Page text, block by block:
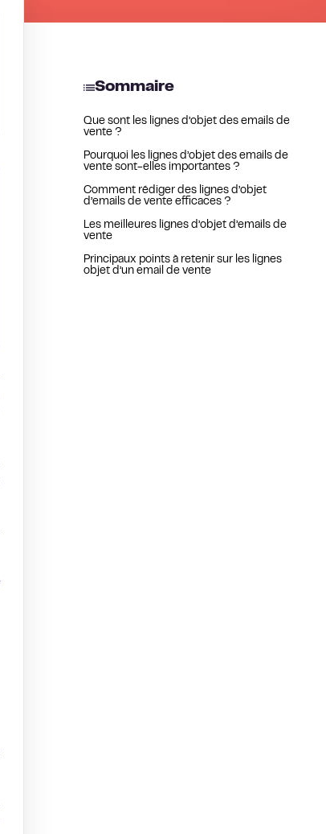
Sommaire
Que sont les lignes d’objet des emails de
vente ?
Pourquoi les lignes d’objet des emails de
vente sont-elles importantes ?
Comment rédiger des lignes d’objet
d’emails de vente efficaces ?
Les meilleures lignes d’objet d’emails de
vente
Principaux points à retenir sur les lignes
objet d’un email de vente